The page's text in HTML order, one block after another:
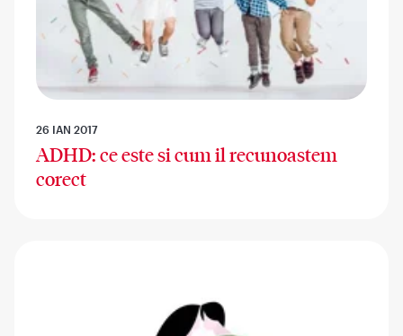
26 IAN 2017
ADHD: ce este si cum il recunoastem
corect